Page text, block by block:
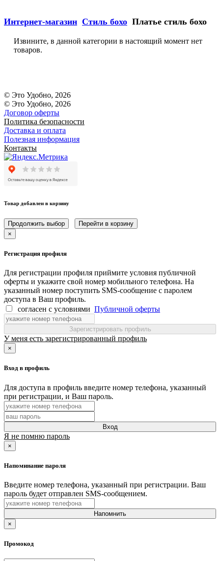
Интернет-магазин Стиль бохо Платье стиль бохо
Извините, в данной категории в настоящий момент нет
товаров.
© Это Удобно, 2026
© Это Удобно, 2026
Договор оферты
Политика безопасности
Доставка и оплата
Полезная информация
Контакты
Товар добавлен в корзину
Продолжить выбор
Перейти в корзину
×
Регистрация профиля
Для регистрации профиля приймите условия публичной
оферты и укажите свой номер мобильного телефона. На
указанный номер поступить SMS-сообщение с паролем
доступа в Ваш профиль.
согласен с условиями Публичной оферты
Зарегистрировать профиль
У меня есть зарегистрированный профиль
×
Вход в профиль
Для доступа в профиль введите номер телефона, указанный
при регистрации, и Ваш пароль.
Вход
Я не помню пароль
×
Напоминание пароля
Введите номер телефона, указанный при регистрации. Ваш
пароль будет отправлен SMS-сообщением.
Напомнить
×
Промокод